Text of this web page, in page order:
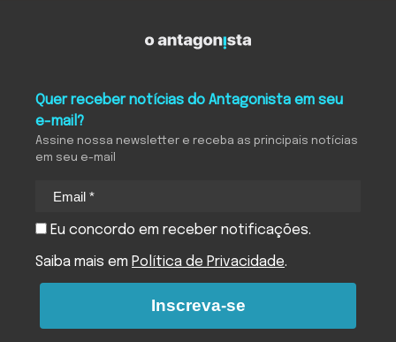
Quer receber notícias do Antagonista em seu
e-mail?
Assine nossa newsletter e receba as principais notícias
em seu e-mail
Eu concordo em receber notificações.
Saiba mais em Política de Privacidade.
Inscreva-se